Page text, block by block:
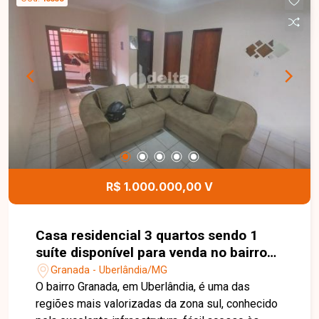
R$ 1.000.000,00 V
Casa residencial 3 quartos sendo 1
suíte disponível para venda no bairro
Granada em Uberlândia-MG
Granada - Uberlândia/MG
O bairro Granada, em Uberlândia, é uma das
regiões mais valorizadas da zona sul, conhecido